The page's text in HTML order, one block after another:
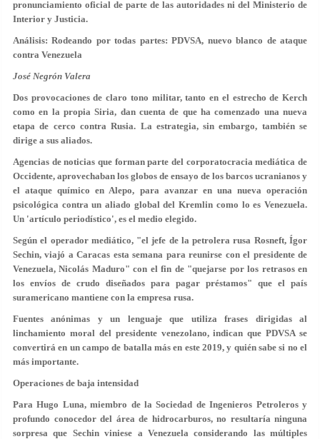
pronunciamiento oficial de parte de las autoridades ni del Ministerio de
Interior y Justicia.
Análisis: Rodeando por todas partes: PDVSA, nuevo blanco de ataque
contra Venezuela
José Negrón Valera
Dos provocaciones de claro tono militar, tanto en el estrecho de Kerch
como en la propia Siria, dan cuenta de que ha comenzado una nueva
etapa de cerco contra Rusia. La estrategia, sin embargo, también se
dirige a sus aliados.
Agencias de noticias que forman parte del corporatocracia mediática de
Occidente, aprovechaban los globos de ensayo de los barcos ucranianos y
el ataque químico en Alepo, para avanzar en una nueva operación
psicológica contra un aliado global del Kremlin como lo es Venezuela.
Un 'artículo periodístico', es el medio elegido.
Según el operador mediático, "el jefe de la petrolera rusa Rosneft, Ígor
Sechin, viajó a Caracas esta semana para reunirse con el presidente de
Venezuela, Nicolás Maduro" con el fin de "quejarse por los retrasos en
los envíos de crudo diseñados para pagar préstamos" que el país
suramericano mantiene con la empresa rusa.
Fuentes anónimas y un lenguaje que utiliza frases dirigidas al
linchamiento moral del presidente venezolano, indican que PDVSA se
convertirá en un campo de batalla más en este 2019, y quién sabe si no el
más importante.
Operaciones de baja intensidad
Para Hugo Luna, miembro de la Sociedad de Ingenieros Petroleros y
profundo conocedor del área de hidrocarburos, no resultaría ninguna
sorpresa que Sechin viniese a Venezuela considerando las múltiples